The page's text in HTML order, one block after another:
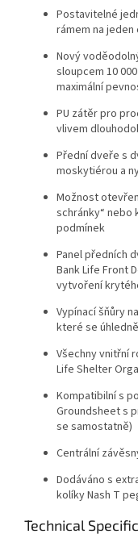
Postavitelné
rámem na
Nový
sloupcem 10
maximální
PU zátěr pro
vlivem
Přední dveře s
moskytiérou a
Možnost
schránky“ nebo
podmínek
Panel předních
Bank Life Front
vytvoření
Vypínací šňůry
které se
Všechny vnitřní
Life Shelter
Kompatibilní s
Groundsheet s
se samostatně)
Centrální
Dodáváno s
kolíky Nash T
Technical